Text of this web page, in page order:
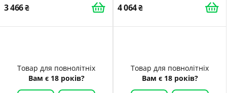
тактичні черевики
3 466 4 064
Товар для повнолітніх
Вам є 18 років?
Товар для повнолітніх
Вам є 18 років?